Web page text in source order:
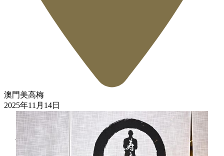
澳門美高梅
2025年11月14日
佐藤博之師傅與上野真人料理長再次於澳門美高梅「盛
事‧寿志團」並肩呈獻四天限定的江戶前壽司餐席。自